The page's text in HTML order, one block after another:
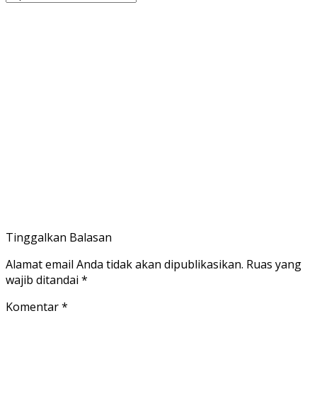
Tinggalkan Balasan
Alamat email Anda tidak akan dipublikasikan. Ruas yang
wajib ditandai *
Komentar*